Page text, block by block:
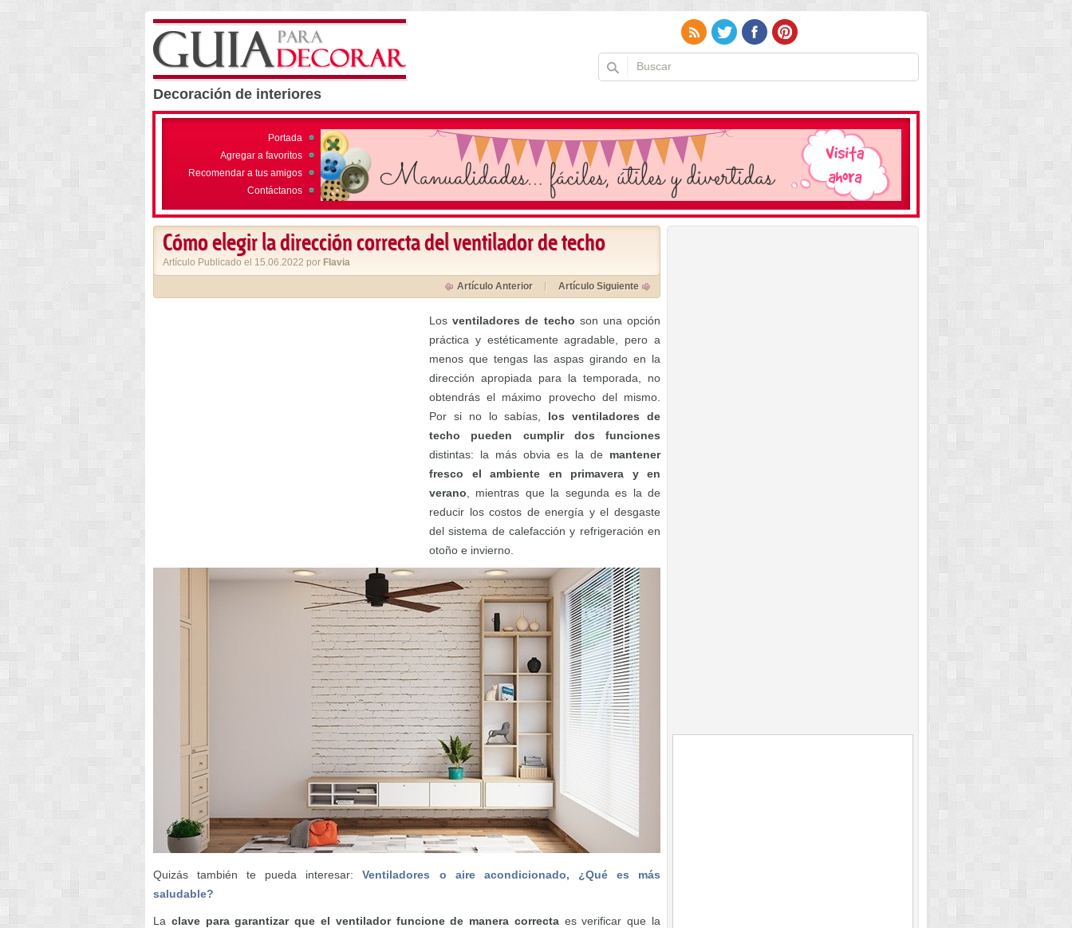
Decoración de interiores
Portada
Agregar a favoritos
Recomendar a tus amigos
Contáctanos
Cómo elegir la dirección correcta del ventilador de techo
Artículo Publicado el 15.06.2022 por Flavia
Artículo Anterior Artículo Siguiente
Losventiladores de techo son una opción
práctica y estéticamente agradable, pero a
menos que tengas las aspas girando en la
dirección apropiada para la temporada, no
obtendrás el máximo provecho del mismo.
Por si no lo sabías, los ventiladores de
techo pueden cumplir dos funciones
distintas: la más obvia es la de mantener
fresco el ambiente en primavera y en
verano , mientras que la segunda es la de
reducir los costos de energía y el desgaste
del sistema de calefacción y refrigeración en
otoño e invierno.
Quizás también te pueda interesar:Ventiladores o aire acondicionado, ¿Qué es más
saludable?
La clave para garantizar que el ventilador funcione de manera correctaes verificar que la